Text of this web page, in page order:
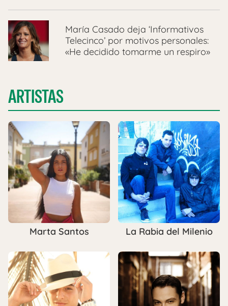
María Casado deja ‘Informativos
Telecinco’ por motivos personales:
«He decidido tomarme un respiro»
ARTISTAS
Marta Santos La Rabia del Milenio